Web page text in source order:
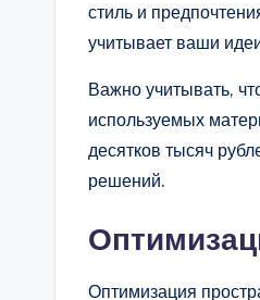
стиль и
учитывает ваши
Важно учитывать,
используемых
десятков тысяч
решений.
Оптимизация